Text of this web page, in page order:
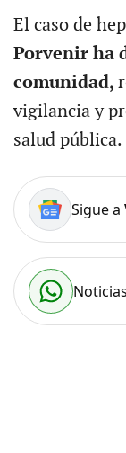
El caso de
Porvenir ha
comunidad,
vigilancia y
salud pública.
Sigue a